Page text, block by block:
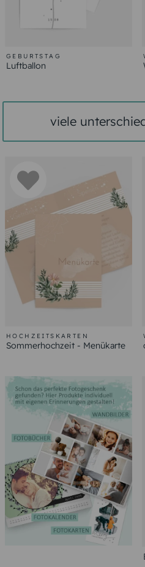
GEBURTSTAG
Luftballon
viele
HOCHZEITSKARTEN
Sommerhochzeit - Menükarte